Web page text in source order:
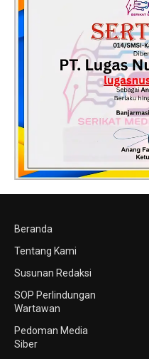
Beranda
Tentang Kami
Susunan Redaksi
SOP Perlindungan
Wartawan
Pedoman Media
Siber